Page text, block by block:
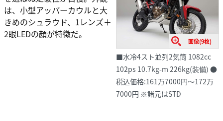
画像(9枚)
■水冷4スト並列2気筒 1082cc
102ps 10.7kg-m 226kg(装備) ●
税込価格:161万7000円～172万
7000円 ※諸元はSTD
は、小型アッパーカウルと大
きめのシュラウド、1レンズ＋
2眼LEDの顔が特徴だ。